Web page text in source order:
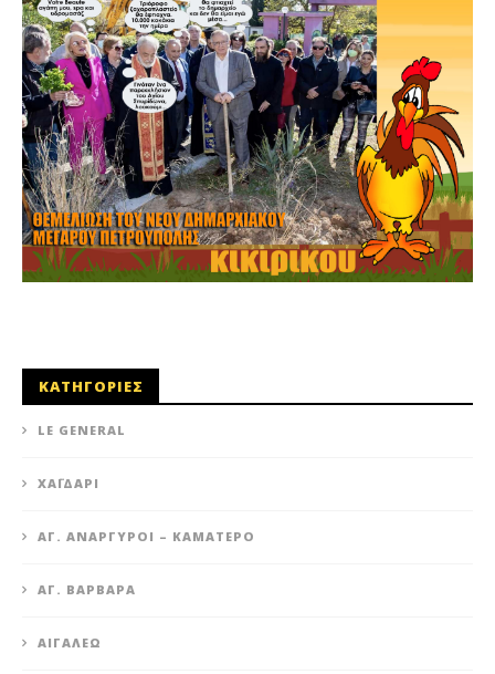
ΚΑΤΗΓΟΡΙΕΣ
LE GENERAL
XΑΪΔΆΡΙ
ΆΓ. ΑΝΆΡΓΥΡΟΙ – KΑΜΑΤΕΡΌ
ΑΓ. ΒΑΡΒΆΡΑ
ΑΙΓΆΛΕΩ